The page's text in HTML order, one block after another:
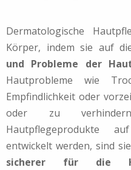
Dermatologische
Körper, indem sie auf
und Probleme der
Hautprobleme wie
Empfindlichkeit oder
oder zu
Hautpflegeprodukte
entwickelt werden, sind
sicherer für die